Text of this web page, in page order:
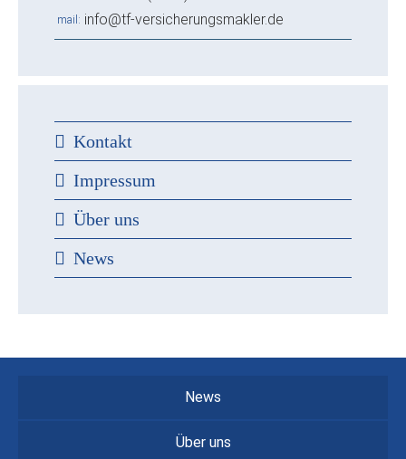
mail info@tf-versicherungsmakler.de
Kontakt
Impressum
Über uns
News
News
Über uns